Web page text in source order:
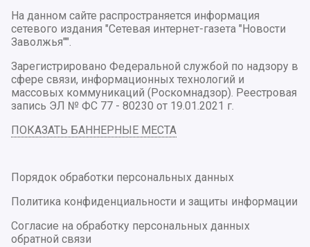
На данном сайте распространяется информация
сетевого издания "Сетевая интернет-газета "Новости
Заволжья"".
Зарегистрировано Федеральной службой по надзору в
сфере связи, информационных технологий и
массовых коммуникаций (Роскомнадзор). Реестровая
запись ЭЛ № ФС 77 - 80230 от 19.01.2021 г.
ПОКАЗАТЬ БАННЕРНЫЕ МЕСТА
Порядок обработки персональных данных
Политика конфиденциальности и защиты информации
Согласие на обработку персональных данных
обратной связи